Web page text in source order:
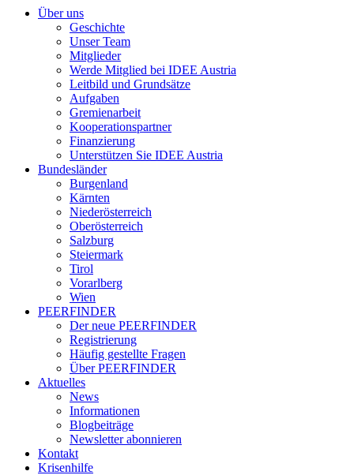
Über uns
Geschichte
Unser Team
Mitglieder
Werde Mitglied bei IDEE Austria
Leitbild und Grundsätze
Aufgaben
Gremienarbeit
Kooperationspartner
Finanzierung
Unterstützen Sie IDEE Austria
Bundesländer
Burgenland
Kärnten
Niederösterreich
Oberösterreich
Salzburg
Steiermark
Tirol
Vorarlberg
Wien
PEERFINDER
Der neue PEERFINDER
Registrierung
Häufig gestellte Fragen
Über PEERFINDER
Aktuelles
News
Informationen
Blogbeiträge
Newsletter abonnieren
Kontakt
Krisenhilfe